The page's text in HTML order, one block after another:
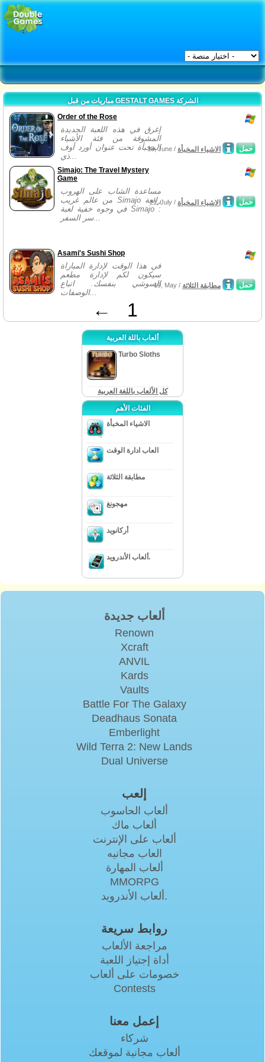
مباريات من قبل GESTALT GAMES الشركة
Order of the Rose
إغرق في هذه اللعبة الجديدة
المشوقة من فئة الأشياء
المخبأة تحت عنوان أورد أوف
ذي...
حمل 18, June / الاشياء المخبأة
Simajo: The Travel Mystery
Game
مساعدة الشاب على الهروب
من عالم غريب Simajo رائعة
في وجوه خفية لعبة Simajo :
سر السفر...
حمل 21, July / الاشياء المخبأة
Asami's Sushi Shop
في هذا الوقت لإدارة المباراة
سيكون لكم لإدارة مطعم
السوشي بنفسك. اتباع
الوصفات...
حمل 19, May / مطابقة الثلاثة
← 1
ألعاب باللة العربية
Turbo Sloths
كل الألعاب باللغة العربية
الفئات الأهم
الاشياء المخبأة
العاب ادارة الوقت
مطابقة الثلاثة
مهجونغ
أركانويد
ألعاب الأندرويد.
ألعاب جديدة
Renown
Xcraft
ANVIL
Kards
Vaults
Battle For The Galaxy
Deadhaus Sonata
Emberlight
Wild Terra 2: New Lands
Dual Universe
إلعب
ألعاب الحاسوب
ألعاب ماك
ألعاب على الإنترنت
العاب مجانيه
ألعاب المهارة
MMORPG
ألعاب الأندرويد.
روابط سريعة
مراجعة الألعاب
أداة إجتياز اللعبة
خصومات على ألعاب
Contests
إعمل معنا
شركاء
ألعاب مجانية لموقعك